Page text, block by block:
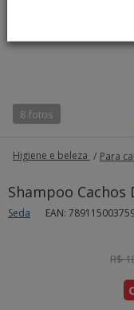
8 fotos
Higiene e beleza Para
Shampoo Cachos
Seda EAN:
R$